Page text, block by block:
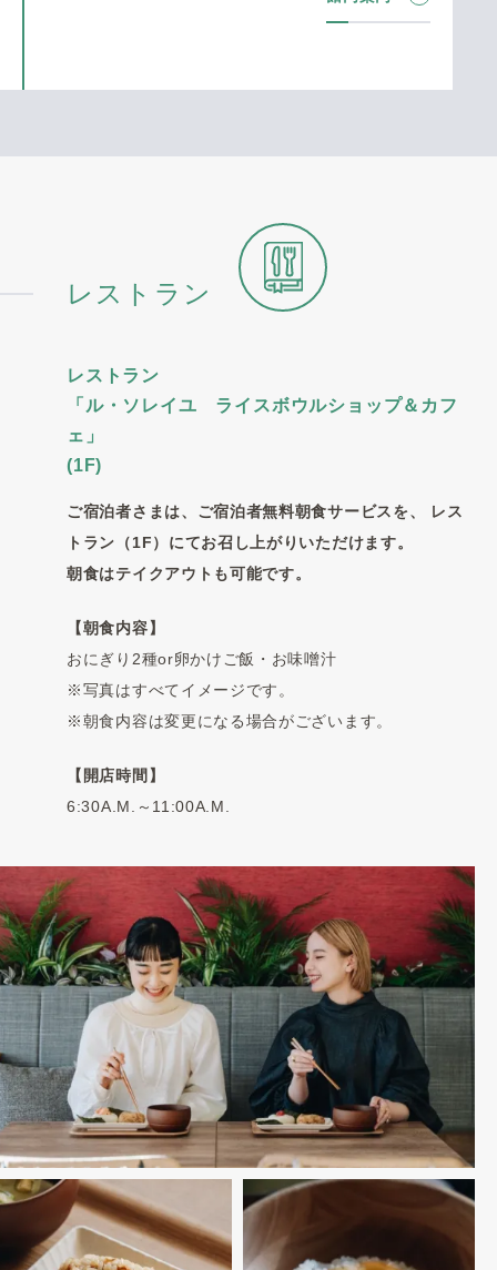
レストラン
レストラン
「ル・ソレイユ ライスボウルショップ＆カフ
ェ」
(1F)
ご宿泊者さまは、ご宿泊者無料朝食サービスを、
レス
トラン（1F）にてお召し上がりいただけます。
朝食はテイクアウトも可能です。
【朝食内容】
おにぎり2種or卵かけご飯・お味噌汁
※写真はすべてイメージです。
※朝食内容は変更になる場合がございます。
【開店時間】
6:30A.M.～11:00A.M.